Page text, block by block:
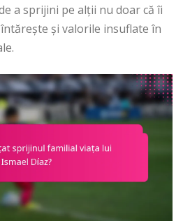
a sprijini pe alții nu doar că îi
și valorile insuflate în